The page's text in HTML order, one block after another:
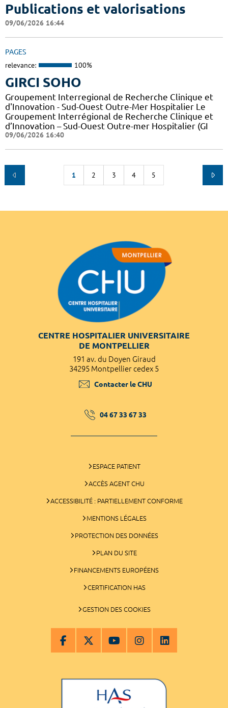
Publications et valorisations
09/06/2026 16:44
PAGES
relevance: 100%
GIRCI SOHO
Groupement Interregional de Recherche Clinique et
d'Innovation - Sud-Ouest Outre-Mer Hospitalier Le
Groupement Interrégional de Recherche Clinique et
d’Innovation – Sud-Ouest Outre-mer Hospitalier (GI
09/06/2026 16:40
1 2 3 4 5
CENTRE HOSPITALIER UNIVERSITAIRE
DE MONTPELLIER
191 av. du Doyen Giraud
34295 Montpellier cedex 5
Contacter le CHU
04 67 33 67 33
ESPACE PATIENT
ACCÈS AGENT CHU
ACCESSIBILITÉ : PARTIELLEMENT CONFORME
MENTIONS LÉGALES
PROTECTION DES DONNÉES
PLAN DU SITE
FINANCEMENTS EUROPÉENS
CERTIFICATION HAS
GESTION DES COOKIES